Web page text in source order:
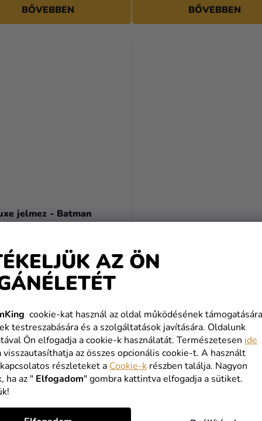
AZ ÖN
cookie-kat használ az oldal működésének
testreszabására és a szolgáltatások javítására. Oldalunk
Ön elfogadja a cookie-k használatát. Természetesen ide
az összes opcionális cookie-t. A használt
részleteket a Cookie-k részben találja. Nagyon
ha az " Elfogadom" gombra kattintva elfogadja a sütiket.
BŐVEBBEN BŐVEBBEN
jelmez - Batman
Ft
BŐVEBBEN
L
I
S
T
I